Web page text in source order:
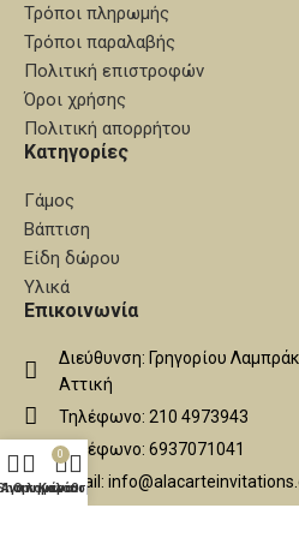
Τρόποι πληρωμής
Τρόποι παραλαβής
Πολιτική επιστροφών
Όροι χρήσης
Πολιτική απορρήτου
Κατηγορίες
Γάμος
Βάπτιση
Είδη δώρου
Υλικά
Επικοινωνία
Διεύθυνση: Γρηγορίου
Αττική
Τηλέφωνο: 210 4973943
Τηλέφωνο: 6937071041
Email:
Αγαπημένα
0
Καλάθι
Ο λογαριασμός μου